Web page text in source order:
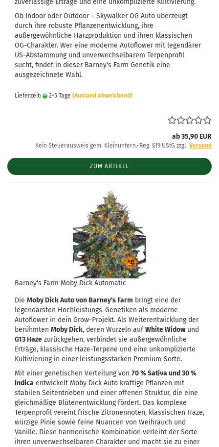
zuverlässige Erträge und eine unkomplizierte Kultivierung.
Ob Indoor oder Outdoor – Skywalker OG Auto überzeugt
durch ihre robuste Pflanzenentwicklung, ihre
außergewöhnliche Harzproduktion und ihren klassischen
OG-Charakter. Wer eine moderne Autoflower mit legendärer
US-Abstammung und unverwechselbarem Terpenprofil
sucht, findet in dieser Barney's Farm Genetik eine
ausgezeichnete Wahl.
Lieferzeit: 2-5 Tage (Ausland abweichend)
ab 35,90 EUR
Kein Steuerausweis gem. Kleinuntern.-Reg. §19 UStG zzgl. Versand
ZUM ARTIKEL
Barney's Farm Moby Dick Automatic
Die Moby Dick Auto von Barney's Farm bringt eine der
legendärsten Hochleistungs-Genetiken als moderne
Autoflower in dein Grow-Projekt. Als Weiterentwicklung der
berühmten Moby Dick, deren Wurzeln aufWhite Widowund
G13 Haze zurückgehen, verbindet sie außergewöhnliche
Erträge, klassische Haze-Terpene und eine unkomplizierte
Kultivierung in einer leistungsstarken Premium-Sorte.
Mit einer genetischen Verteilung von 70 % Sativa und 30 %
Indica entwickelt Moby Dick Auto kräftige Pflanzen mit
stabilen Seitentrieben und einer offenen Struktur, die eine
gleichmäßige Blütenentwicklung fördert. Das komplexe
Terpenprofil vereint frische Zitronennoten, klassischen Haze,
würzige Pinie sowie feine Nuancen von Weihrauch und
Vanille. Diese harmonische Kombination verleiht der Sorte
ihren unverwechselbaren Charakter und macht sie zu einer